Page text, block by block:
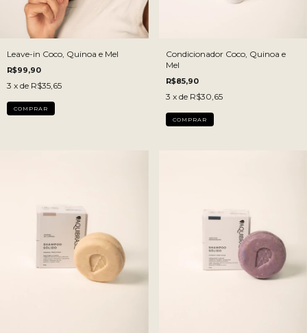
Leave-in Coco, Quinoa e Mel
R$99,90
3 x de R$35,65
COMPRAR
Condicionador Coco, Quinoa e
Mel
R$85,90
3 x de R$30,65
COMPRAR